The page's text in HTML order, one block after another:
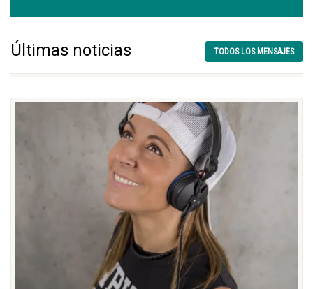
TODOS LOS MENSAJES
Últimas noticias